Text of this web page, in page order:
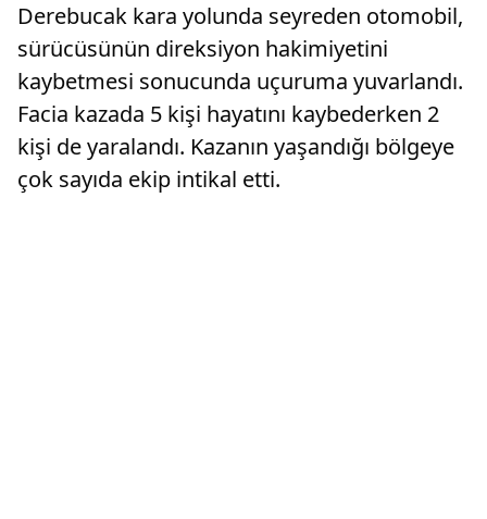
Derebucak kara yolunda seyreden otomobil,
sürücüsünün direksiyon hakimiyetini
kaybetmesi sonucunda uçuruma yuvarlandı.
Facia kazada 5 kişi hayatını kaybederken 2
kişi de yaralandı. Kazanın yaşandığı bölgeye
çok sayıda ekip intikal etti.